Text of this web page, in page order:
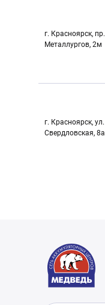
г. Красноярск, пр.
Металлургов, 2м
г. Красноярск, ул.
Свердловская, 8а